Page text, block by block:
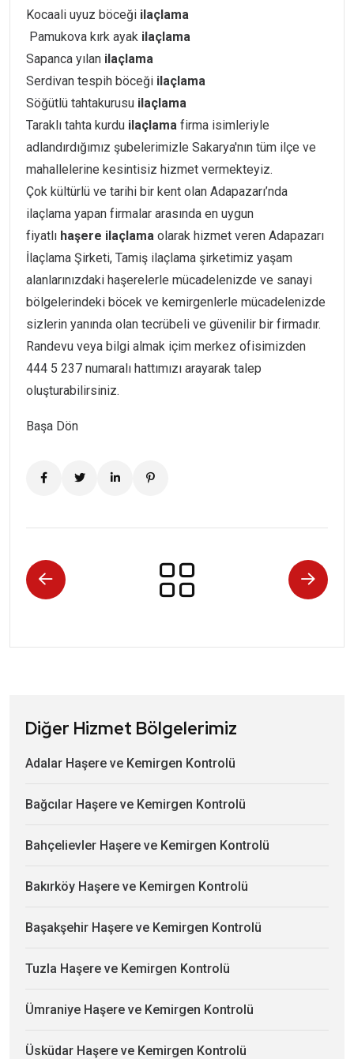
Kocaali uyuz böceği ilaçlama
Pamukova kırk ayak ilaçlama
Sapanca yılan ilaçlama
Serdivan tespih böceği ilaçlama
Söğütlü tahtakurusu ilaçlama
Taraklı tahta kurdu ilaçlama firma isimleriyle
adlandırdığımız şubelerimizle Sakarya'nın tüm ilçe ve
mahallelerine kesintisiz hizmet vermekteyiz.
Çok kültürlü ve tarihi bir kent olan Adapazarı’nda
ilaçlama yapan firmalar arasında en uygun
fiyatlı haşere ilaçlama olarak hizmet veren Adapazarı
İlaçlama Şirketi, Tamiş ilaçlama şirketimiz yaşam
alanlarınızdaki haşerelerle mücadelenizde ve sanayi
bölgelerindeki böcek ve kemirgenlerle mücadelenizde
sizlerin yanında olan tecrübeli ve güvenilir bir firmadır.
Randevu veya bilgi almak içim merkez ofisimizden
444 5 237 numaralı hattımızı arayarak talep
oluşturabilirsiniz.
Başa Dön
Diğer Hizmet Bölgelerimiz
Adalar Haşere ve Kemirgen Kontrolü
Bağcılar Haşere ve Kemirgen Kontrolü
Bahçelievler Haşere ve Kemirgen Kontrolü
Bakırköy Haşere ve Kemirgen Kontrolü
Başakşehir Haşere ve Kemirgen Kontrolü
Tuzla Haşere ve Kemirgen Kontrolü
Ümraniye Haşere ve Kemirgen Kontrolü
Üsküdar Haşere ve Kemirgen Kontrolü